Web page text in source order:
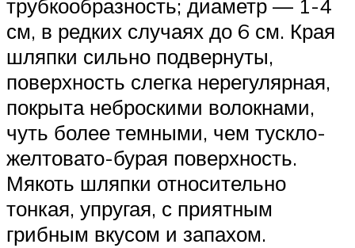
трубкообразность; диаметр — 1-4
см, в редких случаях до 6 см. Края
шляпки сильно подвернуты,
поверхность слегка нерегулярная,
покрыта неброскими волокнами,
чуть более темными, чем тускло-
желтовато-бурая поверхность.
Мякоть шляпки относительно
тонкая, упругая, с приятным
грибным вкусом и запахом.